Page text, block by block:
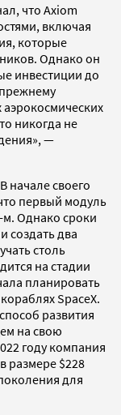
что Axiom
включая
которые
Однако он
инвестиции до
никогда не
—
начале своего
первый модуль
м. Однако сроки
создать два
столь
на стадии
планировать
SpaceX.
развития
на свою
году компания
размере $228
для